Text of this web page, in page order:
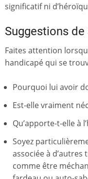
significatif ni
Suggestions
Faites attention
handicapé qui se
Pourquoi lui avoir
Est-elle vraiment
Qu’apporte-t-elle à
Soyez
associée à
comme être